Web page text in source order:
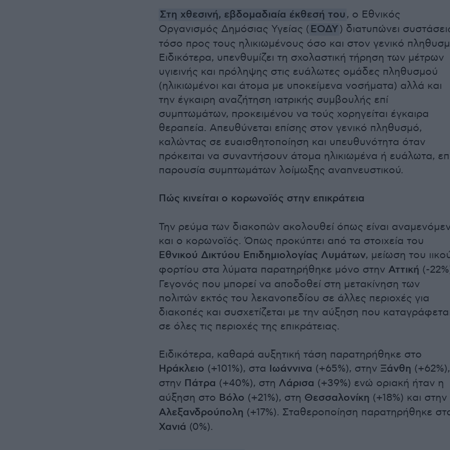
Στη χθεσινή, εβδομαδιαία έκθεσή του, ο Εθνικός
Οργανισμός Δημόσιας Υγείας ( ΕΟΔΥ) διατυπώνει
τόσο προς τους ηλικιωμένους όσο και στον γενικό
Ειδικότερα, υπενθυμίζει τη σχολαστική τήρηση των μέτρων
υγιεινής και πρόληψης στις ευάλωτες ομάδες πληθυσμού
(ηλικιωμένοι και άτομα με υποκείμενα νοσήματα) αλλά και
την έγκαιρη αναζήτηση ιατρικής συμβουλής επί
συμπτωμάτων, προκειμένου να τούς χορηγείται έγκαιρα
θεραπεία. Απευθύνεται επίσης στον γενικό πληθυσμό,
καλώντας σε ευαισθητοποίηση και υπευθυνότητα όταν
πρόκειται να συναντήσουν άτομα ηλικιωμένα ή ευάλωτα,
παρουσία συμπτωμάτων λοίμωξης αναπνευστικού.
Πώς κινείται ο κορωνοϊός στην επικράτεια
Την ρεύμα των διακοπών ακολουθεί όπως είναι
και ο κορωνοϊός. Όπως προκύπτει από τα στοιχεία του
Εθνικού Δικτύου Επιδημιολογίας Λυμάτων, μείωση του
φορτίου στα λύματα παρατηρήθηκε μόνο στην Αττική (-
Γεγονός που μπορεί να αποδοθεί στη μετακίνηση των
πολιτών εκτός του λεκανοπεδίου σε άλλες περιοχές για
διακοπές και συσχετίζεται με την αύξηση που
σε όλες τις περιοχές της επικράτειας.
Ειδικότερα, καθαρά αυξητική τάση παρατηρήθηκε στο
Ηράκλειο (+101%), στα Ιωάννινα (+65%), στην Ξάνθη (+62%),
στην Πάτρα (+40%), στη Λάρισα (+39%) ενώ οριακή ήταν η
αύξηση στο Βόλο (+21%), στη Θεσσαλονίκη (+18%) και στην
Αλεξανδρούπολη (+17%). Σταθεροποίηση παρατηρήθηκε
Χανιά (0%).